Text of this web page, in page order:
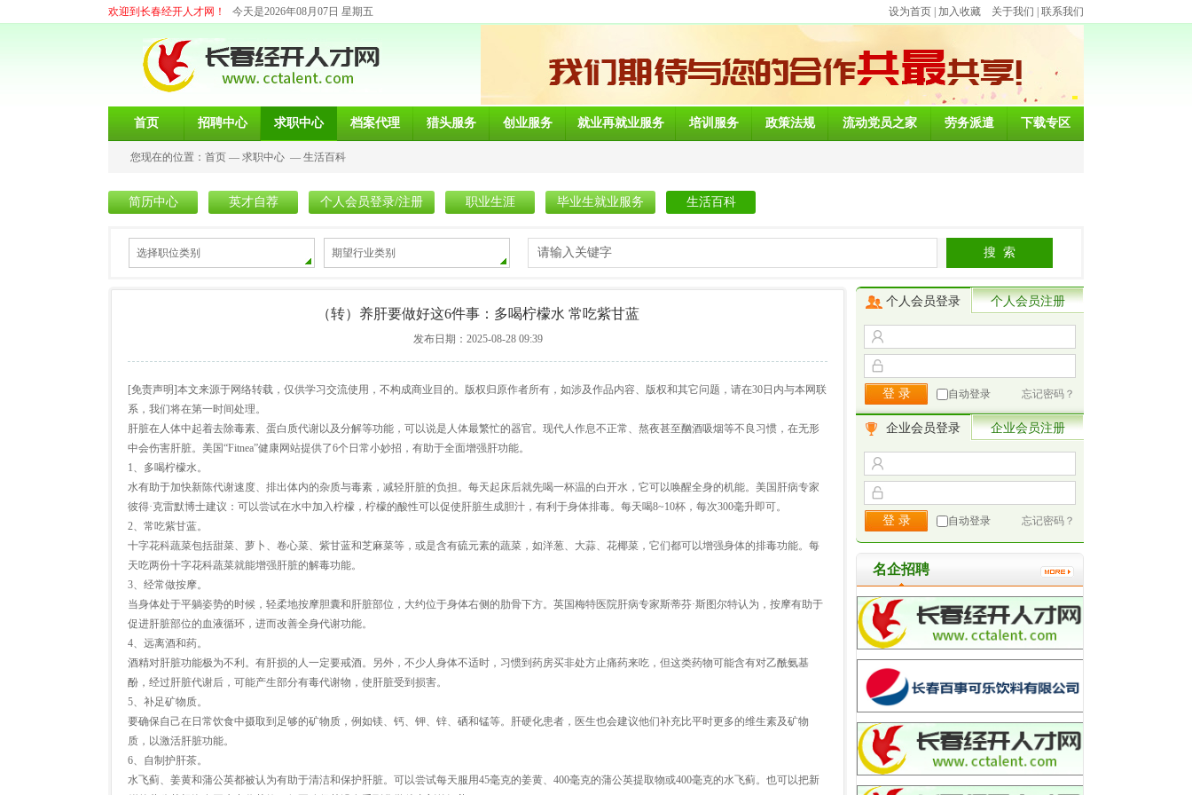
欢迎到长春经开人才网！ 今天是2026年08月07日 星期五 设为首页 加入收藏 关于我们 联系我们
首页 招聘中心 求职中心 档案代理 猎头服务 创业服务 就业再就业服务 培训服务 政策法规 流动党员之家 劳务派遣 下载专区
您现在的位置： 首页 — 求职中心 — 生活百科
简历中心 英才自荐 个人会员登录/注册 职业生涯 毕业生就业服务 生活百科
选择职位类别 期望行业类别 请输入关键字
（转）养肝要做好这6件事：多喝柠檬水 常吃紫甘蓝
发布日期：2025-08-28 09:39
[免责声明]本文来源于网络转载，仅供学习交流使用，不构成商业目的。版权归原作者所有，如涉及作品内容、版权和其它问题，请在30日内与本网联
系，我们将在第一时间处理。
肝脏在人体中起着去除毒素、蛋白质代谢以及分解等功能，可以说是人体最繁忙的器官。现代人作息不正常、熬夜甚至酗酒吸烟等不良习惯，在无形
中会伤害肝脏。美国“Fitnea”健康网站提供了6个日常小妙招，有助于全面增强肝功能。
1、多喝柠檬水。
水有助于加快新陈代谢速度、排出体内的杂质与毒素，减轻肝脏的负担。每天起床后就先喝一杯温的白开水，它可以唤醒全身的机能。美国肝病专家
彼得·克雷默博士建议：可以尝试在水中加入柠檬，柠檬的酸性可以促使肝脏生成胆汁，有利于身体排毒。每天喝8~10杯，每次300毫升即可。
2、常吃紫甘蓝。
十字花科蔬菜包括甜菜、萝卜、卷心菜、紫甘蓝和芝麻菜等，或是含有硫元素的蔬菜，如洋葱、大蒜、花椰菜，它们都可以增强身体的排毒功能。每
天吃两份十字花科蔬菜就能增强肝脏的解毒功能。
3、经常做按摩。
当身体处于平躺姿势的时候，轻柔地按摩胆囊和肝脏部位，大约位于身体右侧的肋骨下方。英国梅特医院肝病专家斯蒂芬·斯图尔特认为，按摩有助于
促进肝脏部位的血液循环，进而改善全身代谢功能。
4、远离酒和药。
酒精对肝脏功能极为不利。有肝损的人一定要戒酒。另外，不少人身体不适时，习惯到药房买非处方止痛药来吃，但这类药物可能含有对乙酰氨基
酚，经过肝脏代谢后，可能产生部分有毒代谢物，使肝脏受到损害。
5、补足矿物质。
要确保自己在日常饮食中摄取到足够的矿物质，例如镁、钙、钾、锌、硒和锰等。肝硬化患者，医生也会建议他们补充比平时更多的维生素及矿物
质，以激活肝脏功能。
6、自制护肝茶。
水飞蓟、姜黄和蒲公英都被认为有助于清洁和保护肝脏。可以尝试每天服用45毫克的姜黄、400毫克的蒲公英提取物或400毫克的水飞蓟。也可以把新
个人会员登录 个人会员注册
自动登录 忘记密码？
企业会员登录 企业会员注册
自动登录 忘记密码？
名企招聘